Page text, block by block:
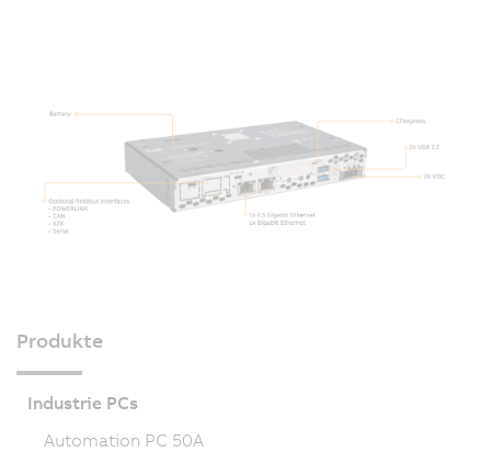
Produkte
Industrie PCs
Automation PC 50A